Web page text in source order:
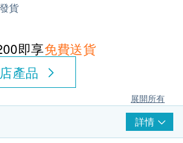
貨
即享免費送貨
產品
展開所有
詳情